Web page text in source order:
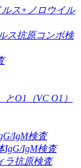
ス+ノロウイル
ス抗原コンボ検
O1（VC O1）
IgM検査
IgG/IgM検査
ラ抗原検査